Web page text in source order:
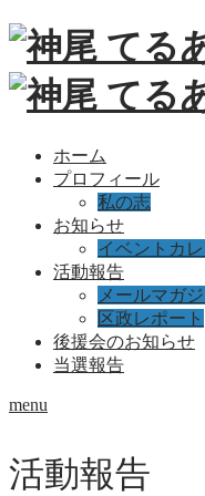
ホーム
プロフィール
私の志
お知らせ
イベントカ
活動報告
メールマガ
区政レポート
後援会のお知らせ
当選報告
menu
活動報告